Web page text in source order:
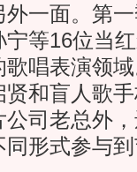
一面。第
等16位当
唱表演领
和盲人歌
司老总外
形式参与